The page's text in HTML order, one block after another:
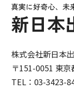
株式会社新日本
〒151-0051 東
TEL：03-3423-